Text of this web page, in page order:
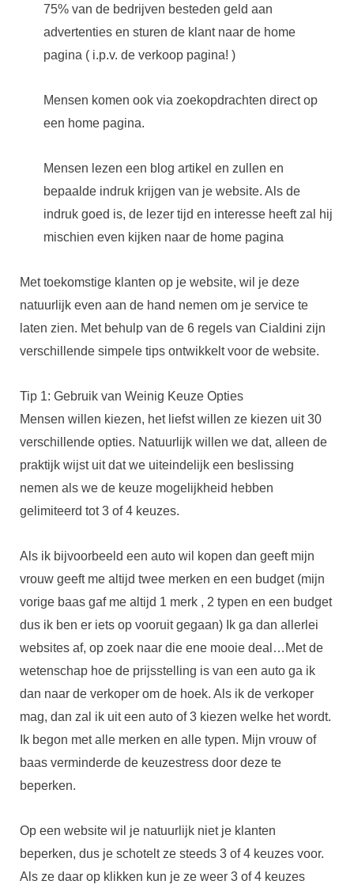
75% van de bedrijven besteden geld aan
advertenties en sturen de klant naar de home
pagina ( i.p.v. de verkoop pagina! )
Mensen komen ook via zoekopdrachten direct op
een home pagina.
Mensen lezen een blog artikel en zullen en
bepaalde indruk krijgen van je website. Als de
indruk goed is, de lezer tijd en interesse heeft zal hij
mischien even kijken naar de home pagina
Met toekomstige klanten op je website, wil je deze
natuurlijk even aan de hand nemen om je service te
laten zien. Met behulp van de 6 regels van Cialdini zijn
verschillende simpele tips ontwikkelt voor de website.
Tip 1: Gebruik van Weinig Keuze Opties
Mensen willen kiezen, het liefst willen ze kiezen uit 30
verschillende opties. Natuurlijk willen we dat, alleen de
praktijk wijst uit dat we uiteindelijk een beslissing
nemen als we de keuze mogelijkheid hebben
gelimiteerd tot 3 of 4 keuzes.
Als ik bijvoorbeeld een auto wil kopen dan geeft mijn
vrouw geeft me altijd twee merken en een budget (mijn
vorige baas gaf me altijd 1 merk , 2 typen en een budget
dus ik ben er iets op vooruit gegaan) Ik ga dan allerlei
websites af, op zoek naar die ene mooie deal…Met de
wetenschap hoe de prijsstelling is van een auto ga ik
dan naar de verkoper om de hoek. Als ik de verkoper
mag, dan zal ik uit een auto of 3 kiezen welke het wordt.
Ik begon met alle merken en alle typen. Mijn vrouw of
baas verminderde de keuzestress door deze te
beperken.
Op een website wil je natuurlijk niet je klanten
beperken, dus je schotelt ze steeds 3 of 4 keuzes voor.
Als ze daar op klikken kun je ze weer 3 of 4 keuzes